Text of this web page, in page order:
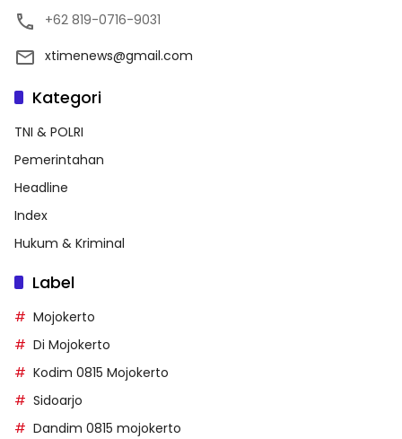
+62 819-0716-9031
xtimenews@gmail.com
Kategori
TNI & POLRI
Pemerintahan
Headline
Index
Hukum & Kriminal
Label
Mojokerto
Di Mojokerto
Kodim 0815 Mojokerto
Sidoarjo
Dandim 0815 mojokerto